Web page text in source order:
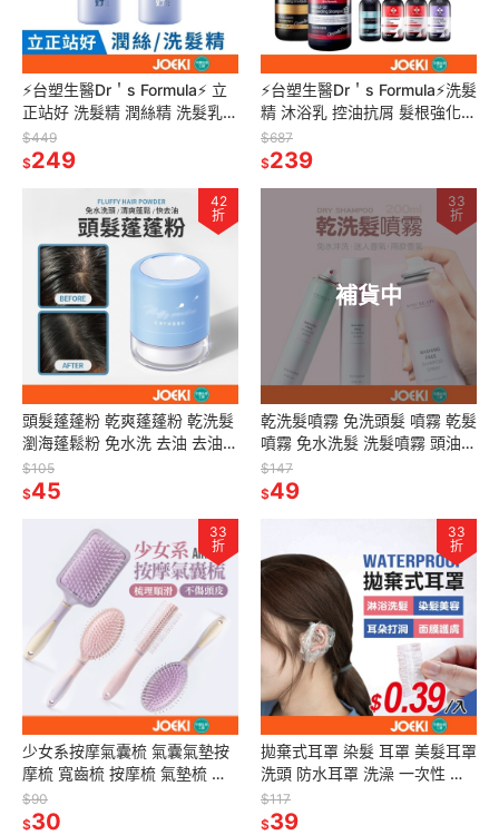
⚡台塑生醫Dr＇s Formula⚡ 立
正站好 洗髮精 潤絲精 洗髮乳
潤髮乳 護髮 洗護組 控油蓬鬆
【MF0111】
$449
$249
⚡台塑生醫Dr＇s Formula⚡洗髮
精 沐浴乳 控油抗屑 髮根強化
恆采固色 長庚台塑專業團隊
【WS0019】
$687
$239
42
折
頭髮蓬蓬粉 乾爽蓬蓬粉 乾洗髮
瀏海蓬鬆粉 免水洗 去油 去油膩
頭髮蓬鬆 去油頭 蓬蓬粉 油頭神
器【MF0076】
$105
$45
補貨中
33
折
乾洗髮噴霧 免洗頭髮 噴霧 乾髮
噴霧 免水洗髮 洗髮噴霧 頭油噴
霧乾洗 坐月子用 控油蓬鬆神器
【MF0054】
$147
$49
33
折
少女系按摩氣囊梳 氣囊氣墊按
摩梳 寬齒梳 按摩梳 氣墊梳 圓
梳 方梳 梳子 【MF0048】
$90
$30
33
折
拋棄式耳罩 染髮 耳罩 美髮耳罩
洗頭 防水耳罩 洗澡 一次性 耳
套【MF0002】
$117
$39